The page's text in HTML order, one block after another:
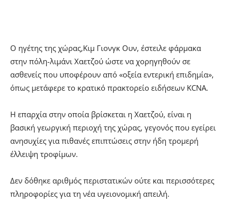
O ηγέτης της χώρας,Κιμ Γιονγκ Ουν, έστειλε φάρμακα
στην πόλη-λιμάνι Χαετζού ώστε να χορηγηθούν σε
ασθενείς που υποφέρουν από «οξεία εντερική επιδημία»,
όπως μετάφερε το κρατικό πρακτορείο ειδήσεων KCNA.
Η επαρχία στην οποία βρίσκεται η Χαετζού, είναι η
βασική γεωργική περιοχή της χώρας, γεγονός που εγείρει
ανησυχίες για πιθανές επιπτώσεις στην ήδη τρομερή
έλλειψη τροφίμων.
Δεν δόθηκε αριθμός περιστατικών ούτε και περισσότερες
πληροφορίες για τη νέα υγειονομική απειλή.